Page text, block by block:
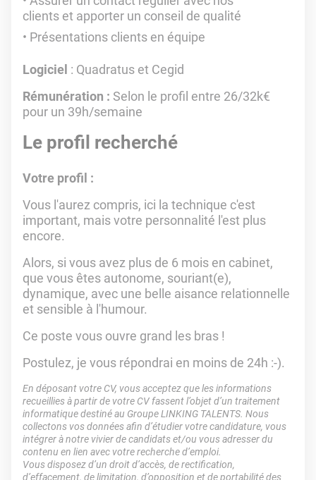
clients et apporter un conseil de qualité
Présentations clients en équipe
Logiciel : Quadratus et Cegid
Rémunération : Selon le profil entre 26/32k€
pour un 39h/semaine
Le profil recherché
Votre profil :
Vous l'aurez compris, ici la technique c'est
important, mais votre personnalité l'est plus
encore.
Alors, si vous avez plus de 6 mois en cabinet,
que vous êtes autonome, souriant(e),
dynamique, avec une belle aisance relationnelle
et sensible à l'humour.
Ce poste vous ouvre grand les bras !
Postulez, je vous répondrai en moins de 24h :-).
En déposant votre CV, vous acceptez que les informations
recueillies à partir de votre CV fassent l’objet d’un traitement
informatique destiné au Groupe LINKING TALENTS. Nous
collectons vos données afin d’étudier votre candidature, vous
intégrer à notre vivier de candidats et/ou vous adresser du
contenu en lien avec votre recherche d’emploi.
Vous disposez d’un droit d’accès, de rectification,
d’effacement, de limitation, d’opposition et de portabilité des